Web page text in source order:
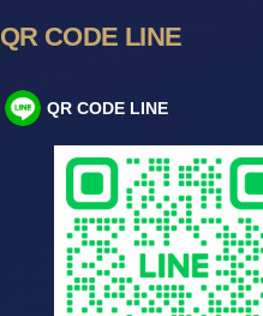
QR CODE LINE
QR CODE LINE